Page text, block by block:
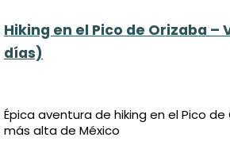
Hiking en el Pico de Orizaba –
días)
Épica aventura de hiking en el Pico
más alta de México